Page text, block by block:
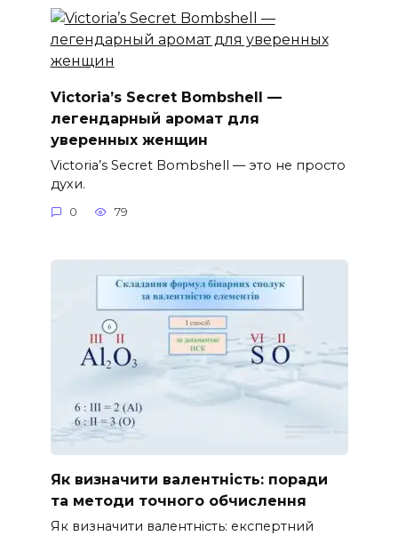
Victoria’s Secret Bombshell —
легендарный аромат для
уверенных женщин
Victoria’s Secret Bombshell — это не просто
духи.
0 79
Як визначити валентність: поради
та методи точного обчислення
Як визначити валентність: експертний